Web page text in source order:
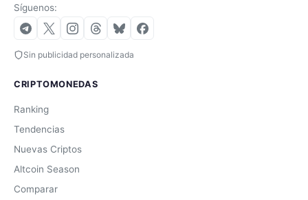
Síguenos:
Sin publicidad personalizada
CRIPTOMONEDAS
Ranking
Tendencias
Nuevas Criptos
Altcoin Season
Comparar